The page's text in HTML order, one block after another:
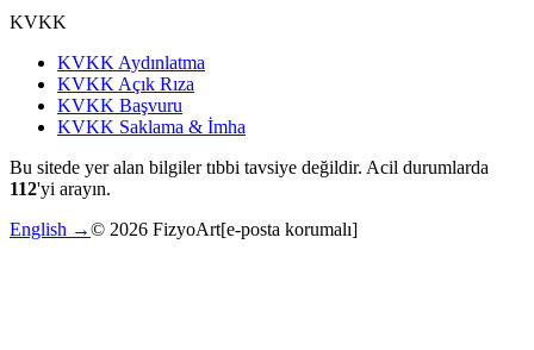
KVKK
KVKK Aydınlatma
KVKK Açık Rıza
KVKK Başvuru
KVKK Saklama & İmha
Bu sitede yer alan bilgiler tıbbi tavsiye değildir. Acil durumlarda
112'yi arayın.
English →© 2026 FizyoArt[e-posta korumalı]